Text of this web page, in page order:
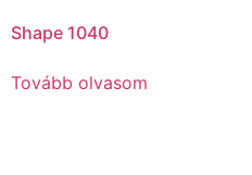
Shape 1040
Tovább olvasom